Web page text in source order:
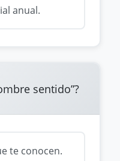
anual.
sentido”?
te conocen.